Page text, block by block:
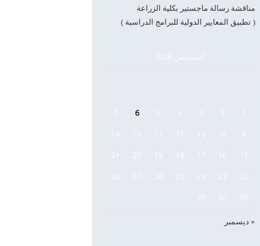
مناقشة رسالة ماجستير بكلية الزراعة
( تطبيق المعايير الدولية للبرامج الدراسية )
2
3
4
5
6
7
8
9
10
12
13
14
15
16
17
18
19
20
21
22
23
24
25
26
27
28
29
30
31
« ديسمبر